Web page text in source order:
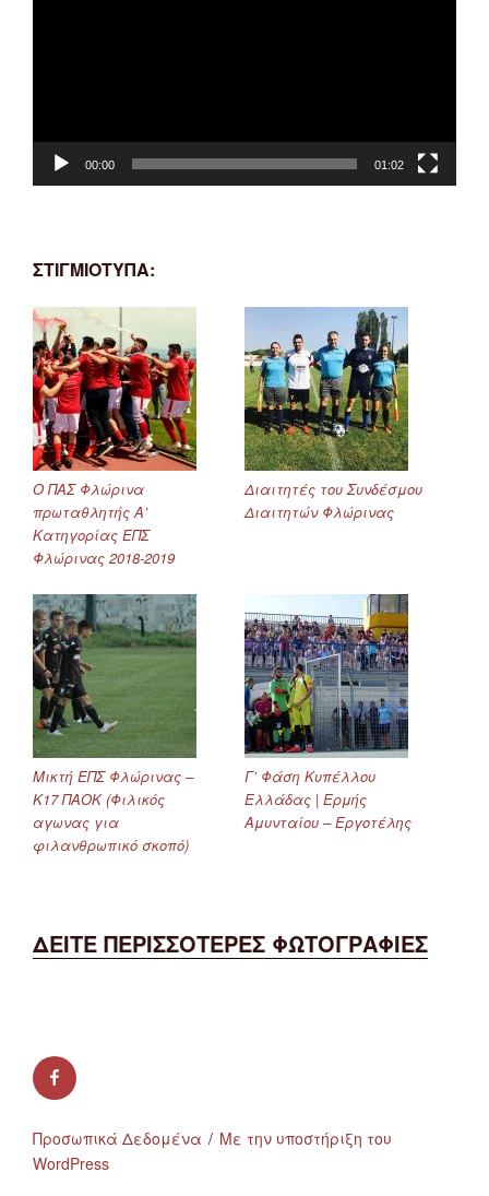
00:00 01:02
ΣΤΙΓΜΙΟΤΥΠΑ:
Ο ΠΑΣ Φλώρινα
πρωταθλητής Α’
Κατηγορίας ΕΠΣ
Φλώρινας 2018-2019
Διαιτητές του Συνδέσμου
Διαιτητών Φλώρινας
Μικτή ΕΠΣ Φλώρινας –
Κ17 ΠΑΟΚ (Φιλικός
αγωνας για
φιλανθρωπικό σκοπό)
Γ’ Φάση Κυπέλλου
Ελλάδας | Ερμής
Αμυνταίου – Εργοτέλης
ΔΕΙΤΕ ΠΕΡΙΣΣΟΤΕΡΕΣ ΦΩΤΟΓΡΑΦΙΕΣ
facebook
Προσωπικά Δεδομένα
Με την υποστήριξη του
WordPress